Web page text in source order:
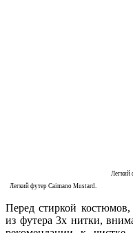
Легкий футер
Перед стиркой
из футера 3х нитки,